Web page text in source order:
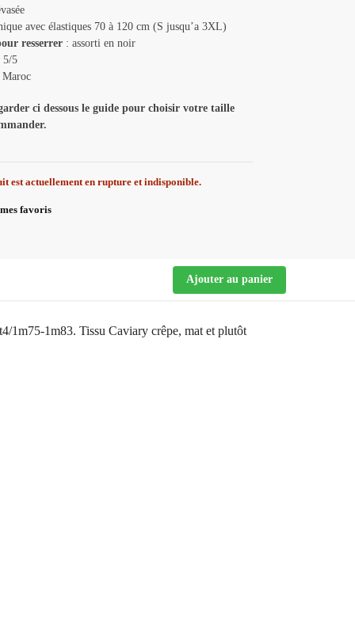
avec élastiques 70 à 120 cm (S jusqu’a 3XL)
resserrer : assorti en noir
5/5
Maroc
ci dessous le guide pour choisir votre taille
est actuellement en rupture et indisponible.
favoris
Ajouter au panier
1m75-1m83. Tissu Caviary crêpe, mat et plutôt